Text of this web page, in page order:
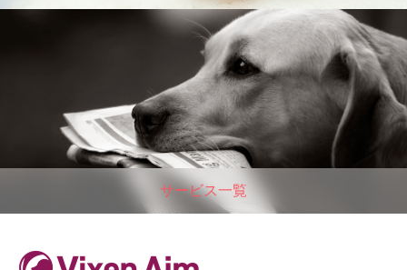
サービス一覧